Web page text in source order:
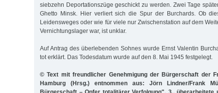
siebzehn Deportationszüge geschickt zu werden. Zwei Tage
Ghetto Minsk. Hier verliert sich die Spur der Burchards. Ob
Leidensweges oder wie für viele nur Zwischenstation auf dem
Vernichtungslager war, ist unklar.
Auf Antrag des überlebenden Sohnes wurde Ernst Valentin
tot erklärt. Das Todesdatum wurde auf den 8. Mai 1945 festgelegt.
© Text mit freundlicher Genehmigung der Bürgerschaft der
Hamburg (Hrsg.) entnommen aus: Jörn Lindner/Frank